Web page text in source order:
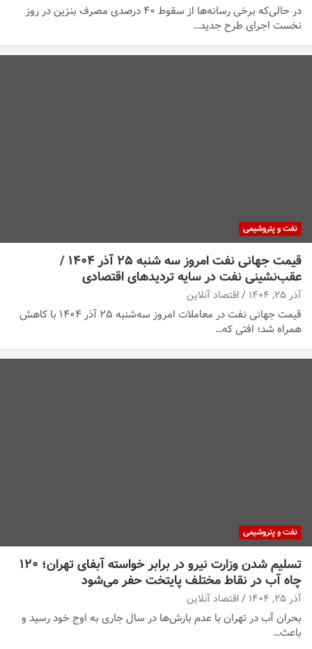
در حالی‌که برخی رسانه‌ها از سقوط ۴۰ درصدی مصرف بنزین در روز
نخست اجرای طرح جدید…
نفت و پتروشیمی
قیمت جهانی نفت امروز سه شنبه ۲۵ آذر ۱۴۰۴ /
عقب‌نشینی نفت در سایه تردیدهای اقتصادی
آذر ۲۵, ۱۴۰۴ اقتصاد آنلاین
قیمت جهانی نفت در معاملات امروز سه‌شنبه ۲۵ آذر ۱۴۰۴ با کاهش
همراه شد؛ افتی که…
نفت و پتروشیمی
تسلیم شدن وزارت نیرو در برابر خواسته آبفای تهران؛ ۱۲۰
چاه آب در نقاط مختلف پایتخت حفر می‌شود
آذر ۲۵, ۱۴۰۴ اقتصاد آنلاین
بحران آب در تهران با عدم بارش‌ها در سال جاری به اوج خود رسید و
باعث…